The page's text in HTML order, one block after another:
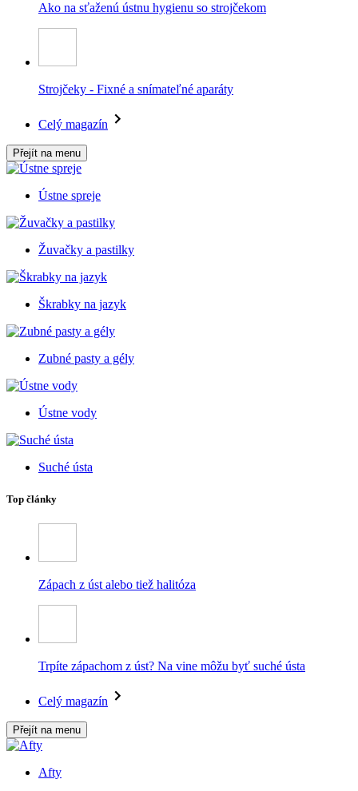
Ako na sťaženú ústnu hygienu so strojčekom
Strojčeky - Fixné a snímateľné aparáty
Celý magazín
Přejít na menu
Ústne spreje
Žuvačky a pastilky
Škrabky na jazyk
Zubné pasty a gély
Ústne vody
Suché ústa
Top články
Zápach z úst alebo tiež halitóza
Trpíte zápachom z úst? Na vine môžu byť suché ústa
Celý magazín
Přejít na menu
Afty